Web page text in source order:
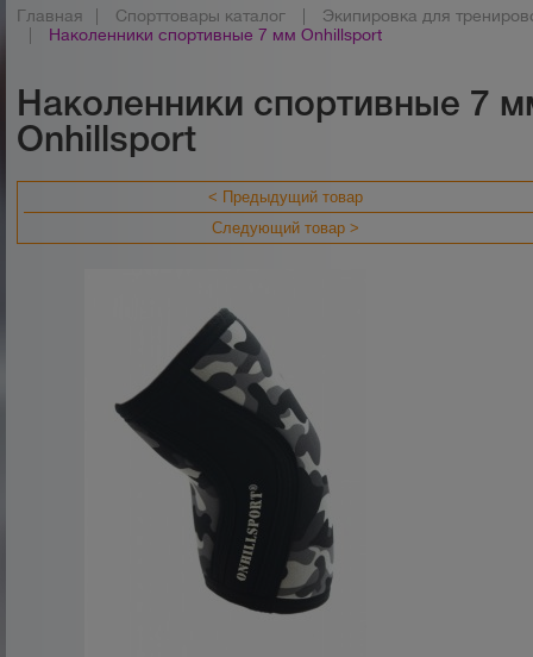
Главная Спорттовары каталог
Экипировка для
Наколенники спортивные 7 мм Onhillsport
Наколенники спортивные 7
Onhillsport
< Предыдущий товар
Следующий товар >